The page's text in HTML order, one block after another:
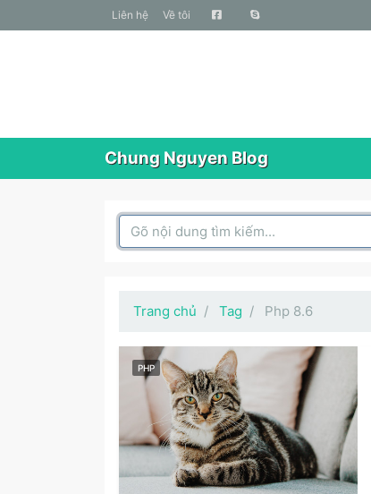
liên hệ Về tôi
Chung Nguyen Blog
Search Box
Trang chủ Tag Php 8.6
PHP